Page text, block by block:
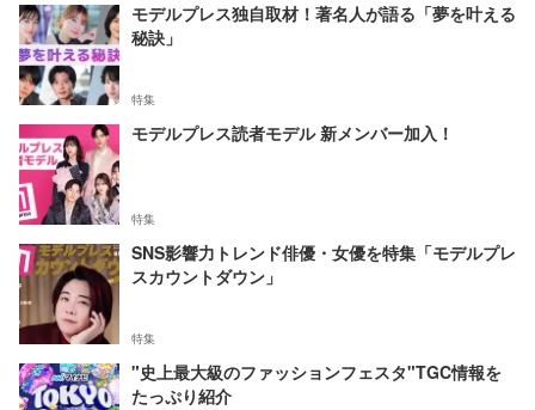
モデルプレス独自取材！著名人が語る「夢を叶える
秘訣」
特集
モデルプレス読者モデル 新メンバー加入！
特集
SNS影響力トレンド俳優・女優を特集「モデルプレ
スカウントダウン」
特集
"史上最大級のファッションフェスタ"TGC情報を
たっぷり紹介